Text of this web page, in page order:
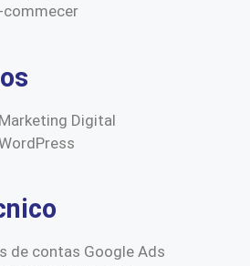
commecer
Digital
de contas Google Ads